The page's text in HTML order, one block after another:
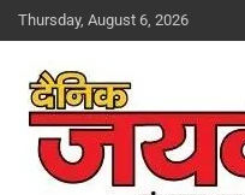
Skip
to
Thursday, August 6, 2026